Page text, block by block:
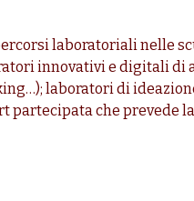
laboratoriali nelle
innovativi e digitali di
laboratori di
partecipata che prevede la